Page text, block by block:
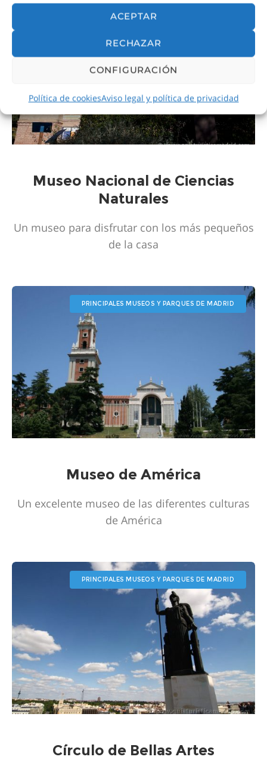
ACEPTAR
RECHAZAR
CONFIGURACIÓN
Política de cookiesAviso legal y política de privacidad
Museo Nacional de Ciencias
Naturales
Un museo para disfrutar con los más pequeños
de la casa
PRINCIPALES MUSEOS Y PARQUES DE MADRID
Museo de América
Un excelente museo de las diferentes culturas
de América
PRINCIPALES MUSEOS Y PARQUES DE MADRID
Círculo de Bellas Artes